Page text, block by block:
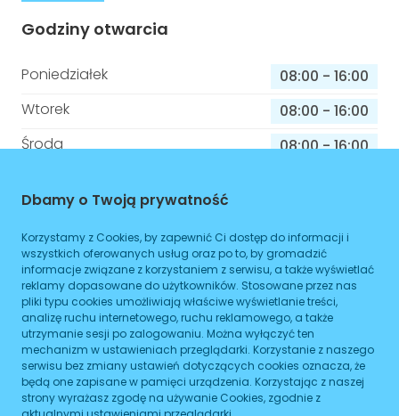
Godziny otwarcia
Poniedziałek 08:00 - 16:00
Wtorek
08:00 - 16:00
Środa
08:00-16:00
Sobota
08:00 - 16:00
Niedziela
08:00- 16:00
Informacje o sprawach jakie załatwisz w
tym budynku
Dbamy o Twoją prywatność
Korzystamy z Cookies, by zapewnić Ci dostęp do informacji i
wszystkich oferowanych usług oraz po to, by gromadzić
informacje związane z korzystaniem z serwisu, a także wyświetlać
reklamy dopasowane do użytkowników. Stosowane przez nas
pliki typu cookies umożliwiają właściwe wyświetlanie treści,
analizę ruchu internetowego, ruchu reklamowego, a także
utrzymanie sesji po zalogowaniu. Można wyłączyć ten
mechanizm w ustawieniach przeglądarki. Korzystanie z naszego
serwisu bez zmiany ustawień dotyczących cookies oznacza, że
będą one zapisane w pamięci urządzenia. Korzystając z naszej
strony wyrażasz zgodę na używanie Cookies, zgodnie z